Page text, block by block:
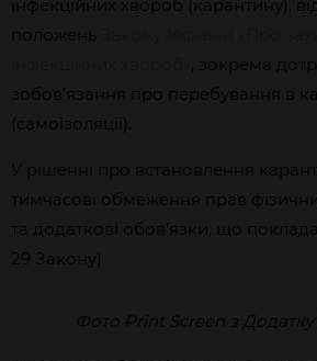
інфекційних хвороб (карантину),
положень
, зокрема
зобов’язання про перебування в
(самоізоляції).
У рішенні про встановлення
тимчасові обмеження прав
та додаткові обов’язки, що
29 Закону)
Фото Print Screen з Додатку